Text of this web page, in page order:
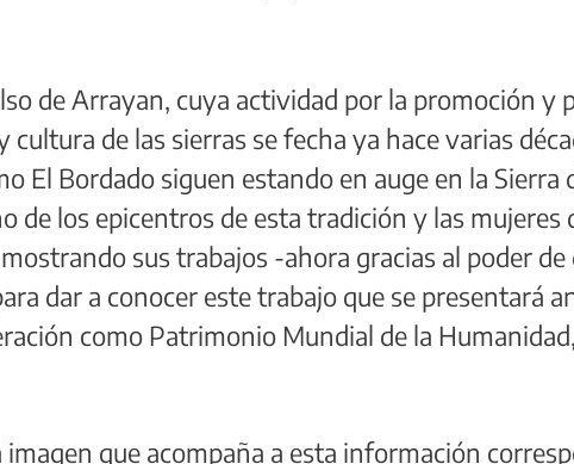
de Arrayan, cuya actividad por la promoción y
cultura de las sierras se fecha ya hace varias
El Bordado siguen estando en auge en la Sierra
de los epicentros de esta tradición y las mujeres
sus trabajos -ahora gracias al poder
dar a conocer este trabajo que se presentará
como Patrimonio Mundial de la
imagen que acompaña a esta información